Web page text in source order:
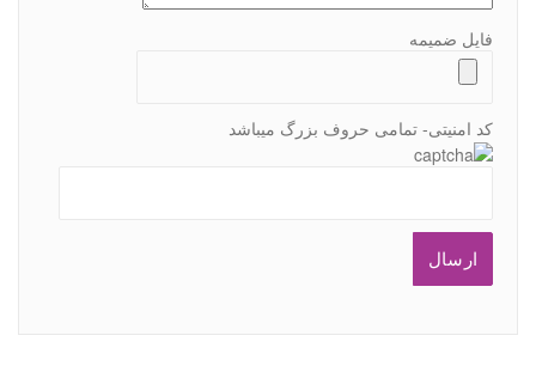
فایل ضمیمه
کد امنیتی- تمامی حروف بزرگ میباشد